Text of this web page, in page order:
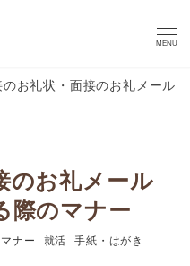
MENU
のお礼状・面接のお礼メール
のお礼メール
際のマナー
タグ
マナー
タグ
就活
タグ
手紙・はがき